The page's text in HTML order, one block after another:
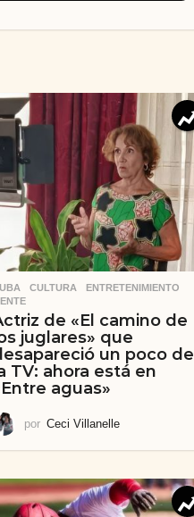
,CULTURA ,ENTRETENIMIENTO
de «El camino de
juglares» que
un poco de
TV: ahora está en
aguas»
por Ceci Villanelle